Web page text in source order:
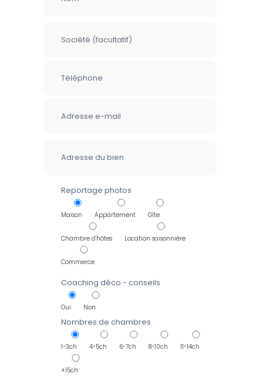
Reportage photos
Maison Appartement Gîte
Chambre d'hôtes Location saisonnière
Commerce
Coaching déco - conseils
Oui Non
Nombres de chambres
1-3ch 4-5ch 6-7ch 8-10ch 11-14ch
+15ch